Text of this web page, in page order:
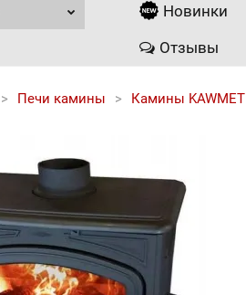
Новинки
Отзывы
Печи камины Камины KAWMET